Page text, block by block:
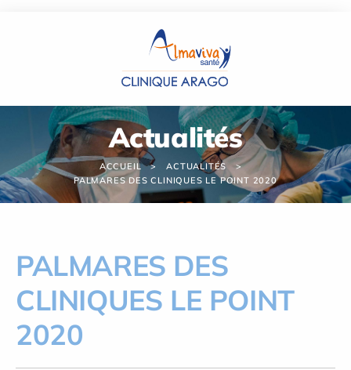
Actualités
ACCUEIL
ACTUALITÉS
PALMARES DES CLINIQUES LE POINT 2020
PALMARES DES
CLINIQUES LE POINT
2020